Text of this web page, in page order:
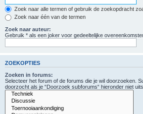
Zoek naar alle termen of gebruik de zoekopdracht
Zoek naar één van de termen
Zoek naar auteur:
Gebruik * als een joker voor gedeeltelijke
ZOEKOPTIES
Zoeken in forums:
Selecteer het forum of de forums die je wil doorzoeken.
doorzocht als je “Doorzoek subforums“ hieronder niet